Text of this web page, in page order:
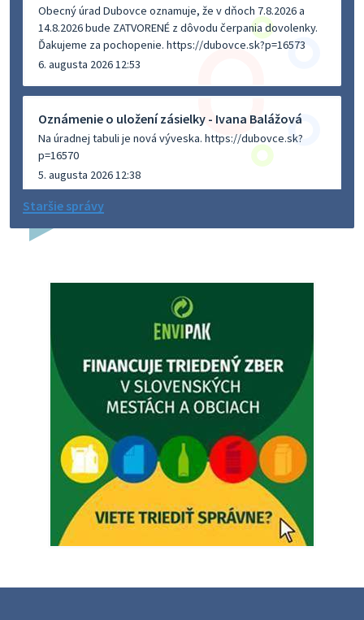
Obecný úrad Dubovce oznamuje, že v dňoch 7.8.2026 a
14.8.2026 bude ZATVORENÉ z dôvodu čerpania dovolenky.
Ďakujeme za pochopenie. https://dubovce.sk?p=16573
6. augusta 2026 12:53
Oznámenie o uložení zásielky - Ivana Balážová
Na úradnej tabuli je nová výveska. https://dubovce.sk?
p=16570
5. augusta 2026 12:38
Dovolenka - MUDr. Marián Sivoň
budeZATVORENÁ z dôvodu čerpania dovolenky. Akútne
prípady bude riešiť MUDr.Fisch…
Zajtrajší zvoz odpadu
Vážený občan, zajtra 5. 8. sa bude zvážať komunálny odpad.
4. augusta 2026 15:30
Dnešný zvoz odpadu
Vážený občan, dnes 5. 8. sa zváža komunálny odpad.
5. augusta 2026 05:00
Staršie správy